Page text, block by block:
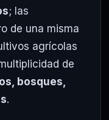
; las
de una misma
agrícolas
de
bosques,
.